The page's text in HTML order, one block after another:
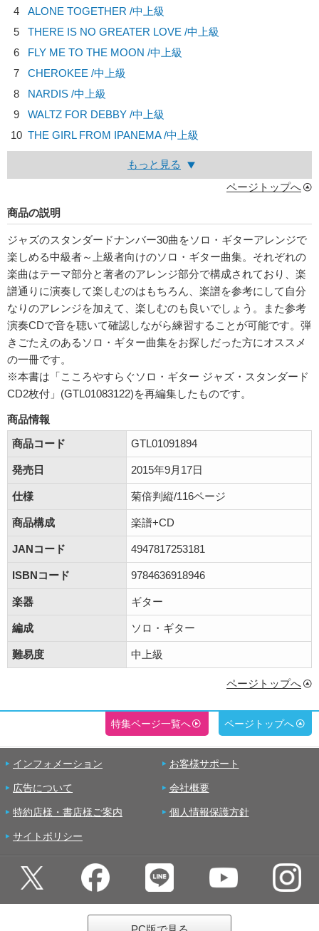
4
ALONE TOGETHER /中上級
5
THERE IS NO GREATER LOVE /中上級
6
FLY ME TO THE MOON /中上級
7
CHEROKEE /中上級
8
NARDIS /中上級
9
WALTZ FOR DEBBY /中上級
10 THE GIRL FROM IPANEMA /中上級
もっと見る
ページトップへ
商品の説明
ジャズのスタンダードナンバー30曲をソロ・ギターアレンジで
楽しめる中級者～上級者向けのソロ・ギター曲集。それぞれの
楽曲はテーマ部分と著者のアレンジ部分で構成されており、楽
譜通りに演奏して楽しむのはもちろん、楽譜を参考にして自分
なりのアレンジを加えて、楽しむのも良いでしょう。また参考
演奏CDで音を聴いて確認しながら練習することが可能です。弾
きごたえのあるソロ・ギター曲集をお探しだった方にオススメ
の一冊です。
※本書は「こころやすらぐソロ・ギター ジャズ・スタンダード
CD2枚付」(GTL01083122)を再編集したものです。
商品情報
商品コード
GTL01091894
発売日 2015年9月17日
仕様 菊倍判縦/116ページ
商品構成 楽譜+CD
JANコード 4947817253181
ISBNコード 9784636918946
楽器 ギター
編成 ソロ・ギター
難易度 中上級
ページトップへ
特集ページ一覧へ ページトップへ
インフォメーション お客様サポート
広告について 会社概要
特約店様・書店様ご案内 個人情報保護方針
サイトポリシー